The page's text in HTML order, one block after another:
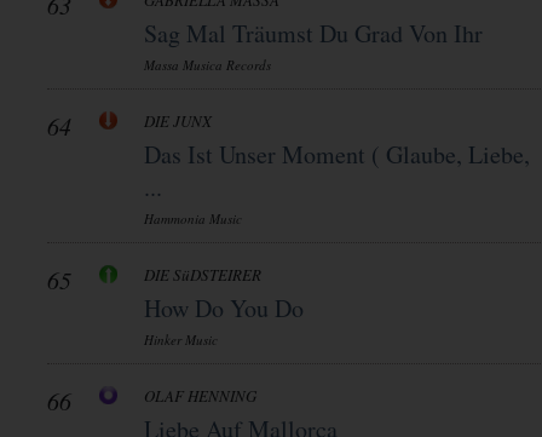
Sag Mal Träumst Du Grad Von Ihr
Massa Musica Records
64 DIE JUNX
Das Ist Unser Moment ( Glaube, Liebe,
...
Hammonia Music
65 DIE SüDSTEIRER
How Do You Do
Hinker Music
66 OLAF HENNING
Liebe Auf Mallorca